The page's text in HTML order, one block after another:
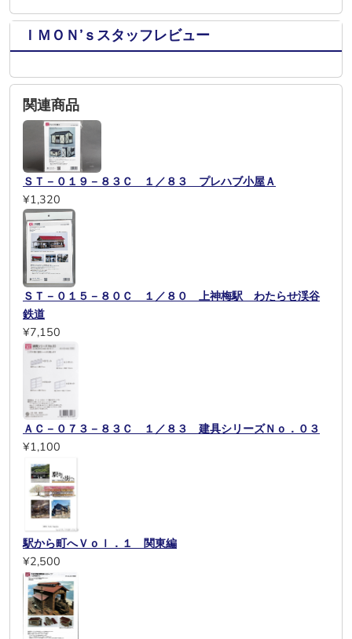
ＩＭＯＮ’ｓスタッフレビュー
関連商品
ＳＴ－０１９－８３Ｃ １／８３ プレハブ小屋Ａ
¥1,320
ＳＴ－０１５－８０Ｃ １／８０ 上神梅駅 わたらせ渓谷
鉄道
¥7,150
ＡＣ－０７３－８３Ｃ １／８３ 建具シリーズＮｏ．０３
¥1,100
駅から町へＶｏｌ．１ 関東編
¥2,500